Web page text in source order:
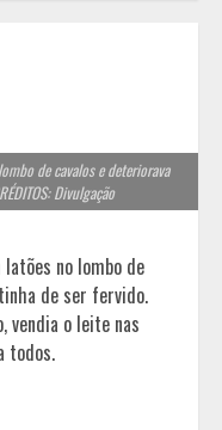
de cavalos e deteriorava
Divulgação
no lombo de
de ser fervido.
vendia o leite nas
todos.